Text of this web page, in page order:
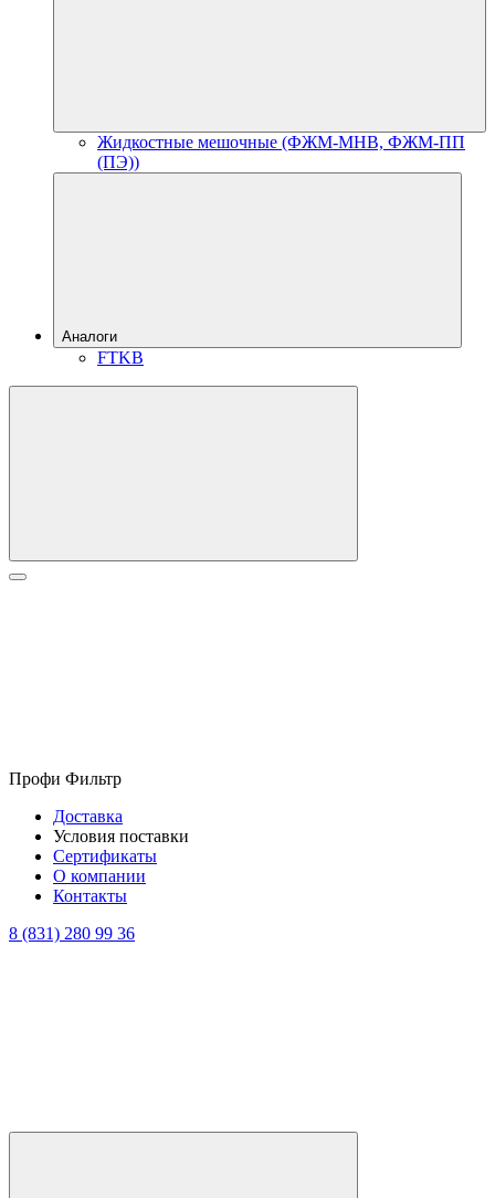
Жидкостные мешочные (ФЖМ-МНВ, ФЖМ-ПП
(ПЭ))
Аналоги
FTKB
Профи Фильтр
Доставка
Условия поставки
Сертификаты
О компании
Контакты
8 (831) 280 99 36